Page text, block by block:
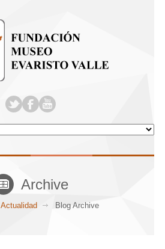
Archive
Actualidad Blog Archive